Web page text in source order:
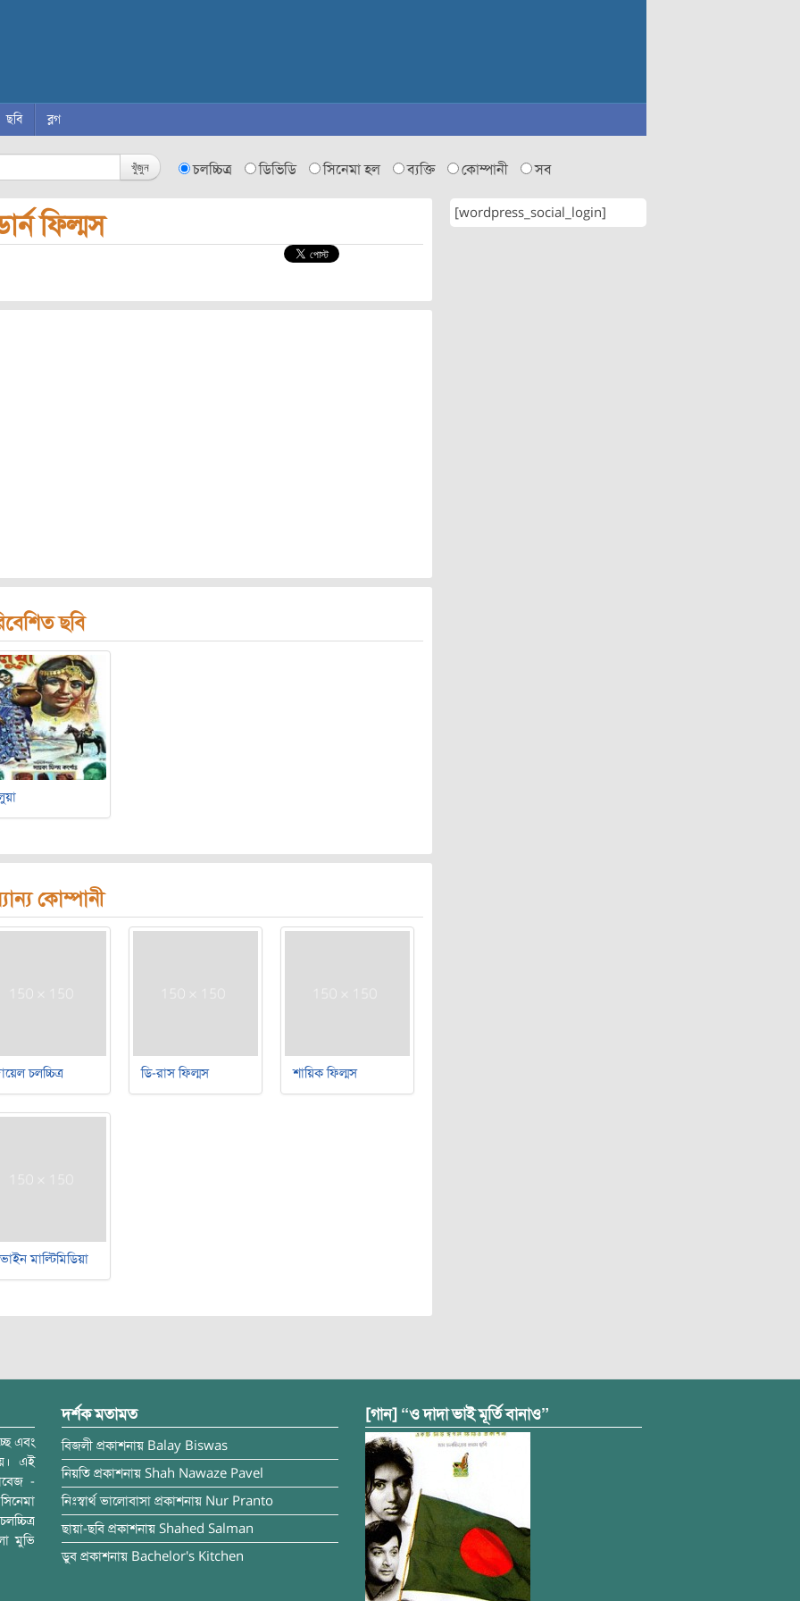
ছবি ব্লগ
খুঁজুন চলচ্চিত্র ডিভিডি সিনেমা হল ব্যক্তি কোম্পানী সব
ফিল্মস
ছবি
কোম্পানী
চলচ্চিত্র ডি-রাস ফিল্মস শায়িক ফিল্মস
মাল্টিমিডিয়া
[wordpress_social_login]
এবং
এই
-
মুভি
দর্শক মতামত
বিজলী প্রকাশনায় Balay Biswas
নিয়তি প্রকাশনায় Shah Nawaze Pavel
নিঃস্বার্থ ভালোবাসা প্রকাশনায় Nur Pranto
ছায়া-ছবি প্রকাশনায় Shahed Salman
ডুব প্রকাশনায় Bachelor's Kitchen
[গান] “ও দাদা ভাই মূর্তি বানাও”